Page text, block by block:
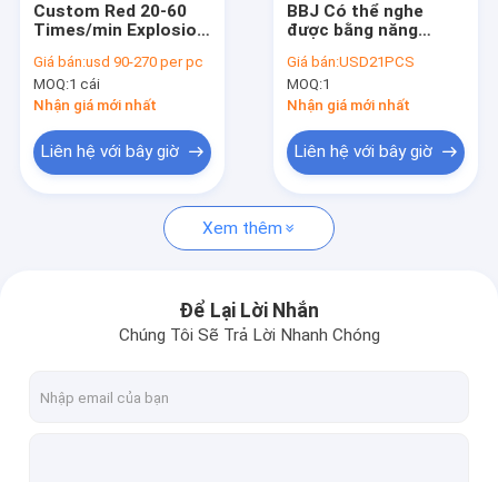
Liên hệ chúng tôi
Tin tức
Đèn LED chống cháy nổ High Bay
Đèn LED chống cháy nổ
Custom Red 20-60
Times/min Explosion
Light LED Airport
Explosion Proof
Aviation
Giá bán:usd 90-270 per pc
MOQ:1 cái
Nhận giá mới nhất
Liên hệ với bây giờ
BBJ Có thể nghe
được bằng năng
cản trở Còi báo động
Phòng cháy chữa
cháy An toàn chống
Giá bán:USD21PCS
MOQ:1
Nhận giá mới nhất
Liên hệ với bây giờ
Xem thêm
Để Lại Lời Nhắn
Chúng Tôi Sẽ Trả Lời Nhanh Chóng